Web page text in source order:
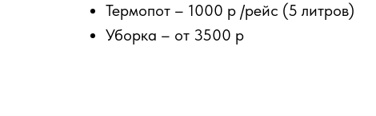
Термопот – 1000 р /рейс (5 литров)
Уборка – от 3500 р